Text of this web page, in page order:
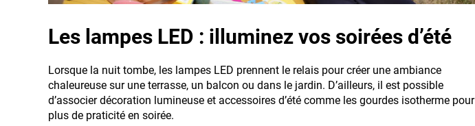
Les lampes LED : illuminez vos soirées d’été
Lorsque la nuit tombe, les lampes LED prennent le relais pour créer une ambiance
chaleureuse sur une terrasse, un balcon ou dans le jardin. D’ailleurs, il est possible
d’associer décoration lumineuse et accessoires d’été comme les gourdes isotherme pour
plus de praticité en soirée.